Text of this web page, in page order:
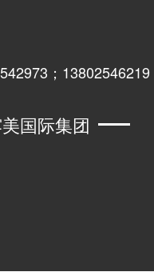
；13802546219
国际集团